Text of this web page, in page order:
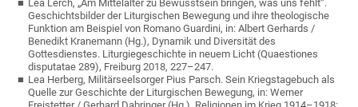
Lea Lerch, „Am Mittelalter zu Bewusstsein bringen, was uns fehlt“.
Geschichtsbilder der Liturgischen Bewegung und ihre theologische
Funktion am Beispiel von Romano Guardini, in: Albert Gerhards /
Benedikt Kranemann (Hg.), Dynamik und Diversität des
Gottesdienstes. Liturgiegeschichte in neuem Licht (Quaestiones
disputatae 289), Freiburg 2018, 227–247.
Lea Herberg, Militärseelsorger Pius Parsch. Sein Kriegstagebuch als
Quelle zur Geschichte der Liturgischen Bewegung, in: Werner